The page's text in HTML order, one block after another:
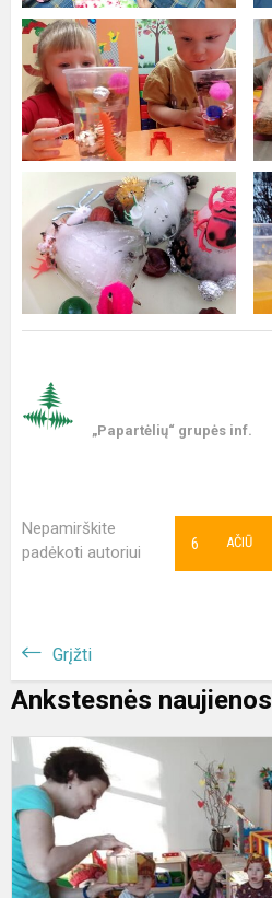
„Papartėlių“ grupės inf.
Nepamirškite
padėkoti autoriui
AČIŪ
6
Grįžti
Ankstesnės naujienos